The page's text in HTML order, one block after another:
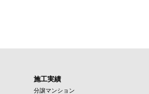
施工実績
分譲マンション